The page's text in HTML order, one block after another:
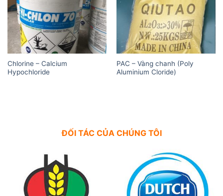
Chlorine – Calcium
Hypochloride
PAC – Vàng chanh (Poly
Aluminium Cloride)
ĐỐI TÁC CỦA CHÚNG TÔI